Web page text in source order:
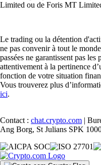
Limited ou de Foris MT
Le trading ou la détention
ne pas convenir à tout le
passées ne garantissent pas
attentivement à la pertinence
fonction de votre situation
Vous trouverez plus
ici.
Contact : chat.crypto.com |
Ang Borg, St Julians SPK